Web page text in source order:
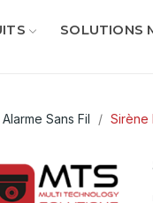
SOLUTIONS
Alarme Sans Fil Sirène